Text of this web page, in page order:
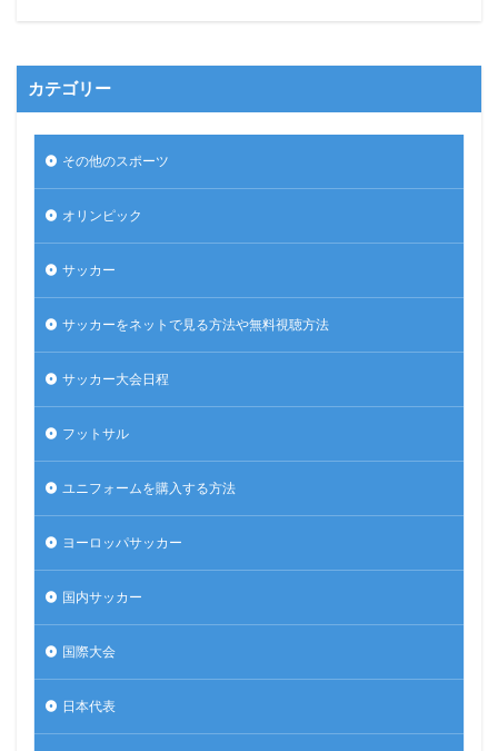
カテゴリー
その他のスポーツ
オリンピック
サッカー
サッカーをネットで見る方法や無料視聴方法
サッカー大会日程
フットサル
ユニフォームを購入する方法
ヨーロッパサッカー
国内サッカー
国際大会
日本代表